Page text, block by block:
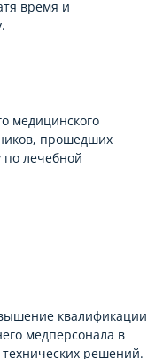
время и
медицинского
прошедших
по лечебной
квалификации
медперсонала в
решений.